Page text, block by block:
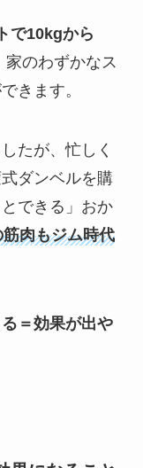
で10kgから
家のわずかなス
きます。
たが、忙しく
ダンベルを購
できる」おか
肉もジム時代
＝効果が出や